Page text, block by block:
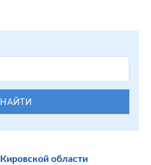
НАЙТИ
Кировской области